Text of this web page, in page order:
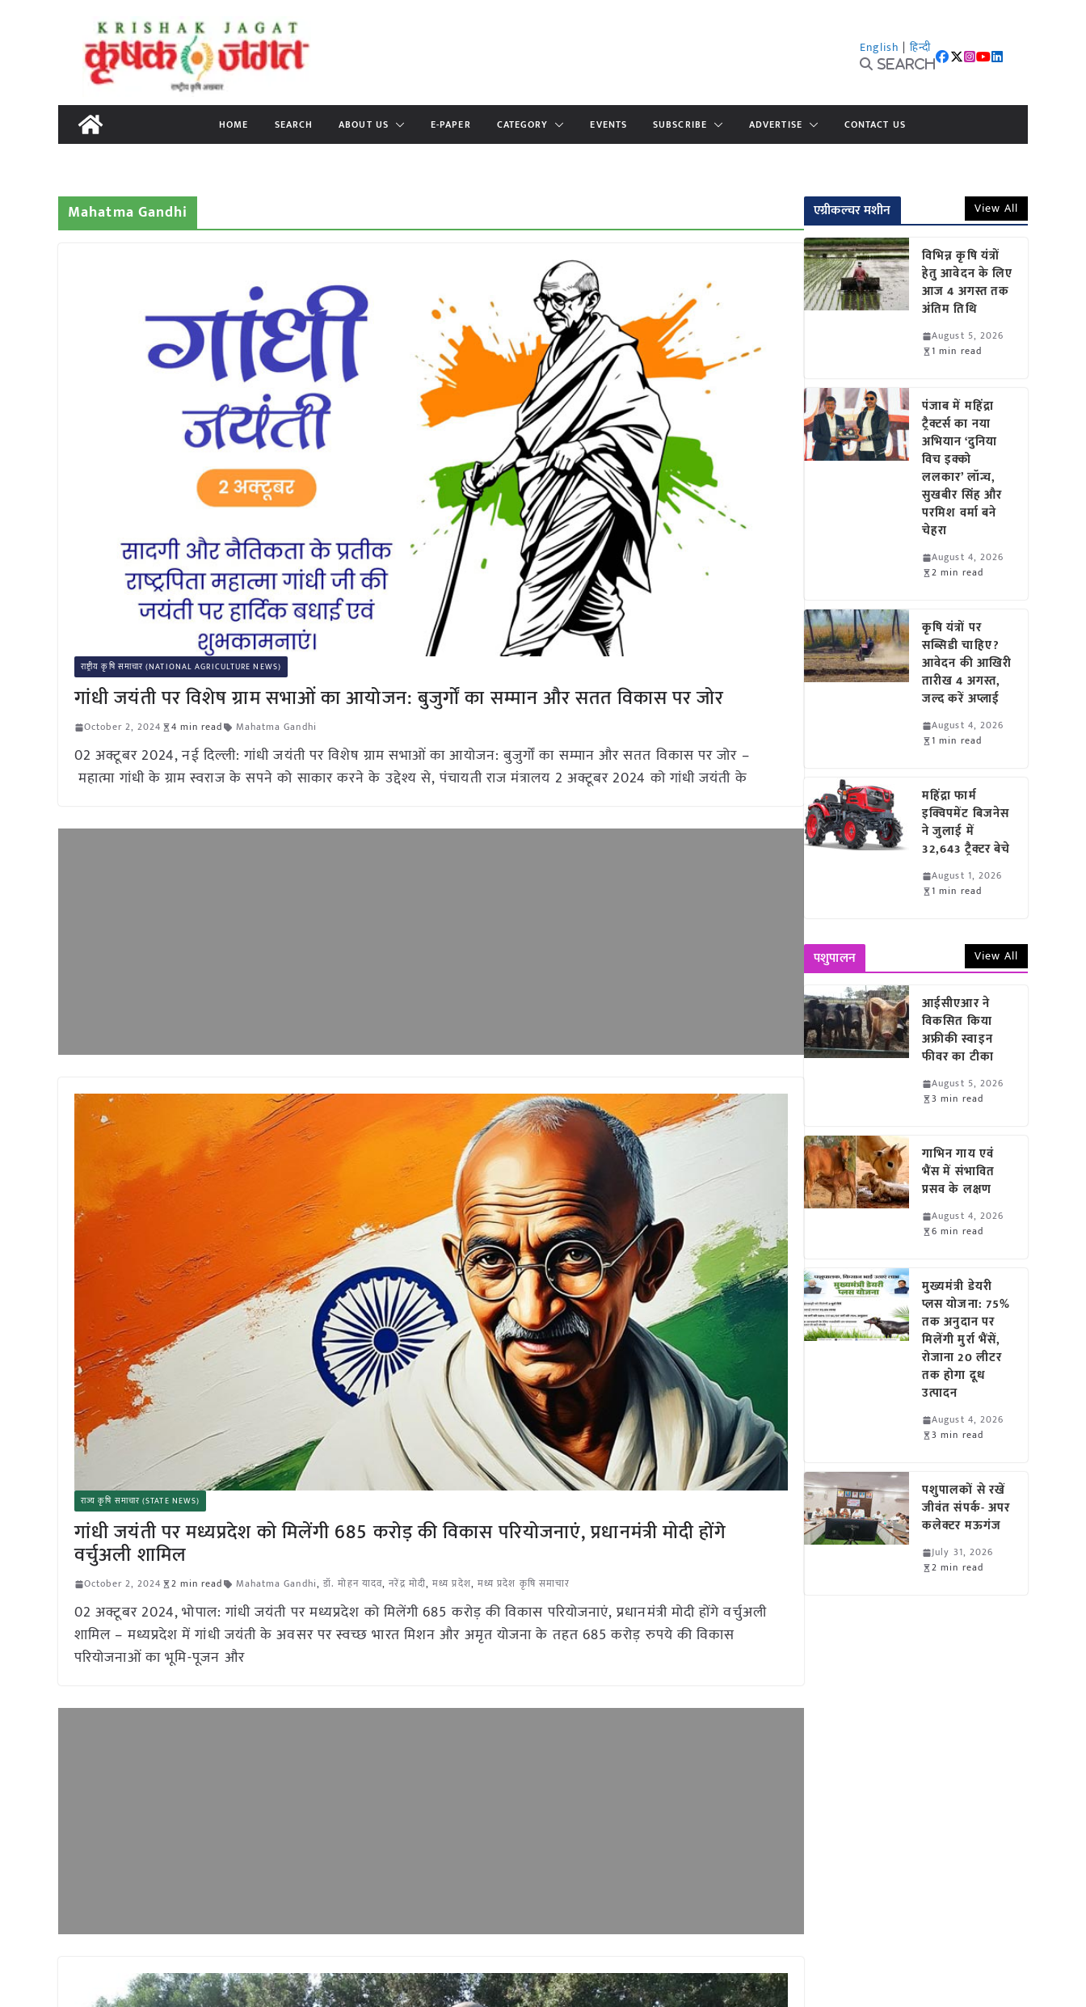
content
English | हिन्दी
Search
HOME SEARCH ABOUT US E-PAPER CATEGORY EVENTS SUBSCRIBE ADVERTISE CONTACT US
Mahatma Gandhi
राष्ट्रीय कृषि समाचार (NATIONAL AGRICULTURE NEWS)
गांधी जयंती पर विशेष ग्राम सभाओं का आयोजन: बुजुर्गों का सम्मान और सतत विकास पर जोर
October 2, 2024 4 min read Mahatma Gandhi
02 अक्टूबर 2024, नई दिल्ली: गांधी जयंती पर विशेष ग्राम सभाओं का आयोजन: बुजुर्गों का सम्मान और सतत विकास पर जोर –
महात्मा गांधी के ग्राम स्वराज के सपने को साकार करने के उद्देश्य से, पंचायती राज मंत्रालय 2 अक्टूबर 2024 को गांधी जयंती के
राज्य कृषि समाचार (STATE NEWS)
गांधी जयंती पर मध्यप्रदेश को मिलेंगी 685 करोड़ की विकास परियोजनाएं, प्रधानमंत्री मोदी होंगे
वर्चुअली शामिल
October 2, 2024 2 min read Mahatma Gandhi,डॉ. मोहन यादव,नरेंद्र मोदी,मध्य प्रदेश, मध्य प्रदेश कृषि समाचार
02 अक्टूबर 2024, भोपाल: गांधी जयंती पर मध्यप्रदेश को मिलेंगी 685 करोड़ की विकास परियोजनाएं, प्रधानमंत्री मोदी होंगे वर्चुअली
शामिल – मध्यप्रदेश में गांधी जयंती के अवसर पर स्वच्छ भारत मिशन और अमृत योजना के तहत 685 करोड़ रुपये की विकास
परियोजनाओं का भूमि-पूजन और
एग्रीकल्चर मशीन View All
विभिन्न कृषि यंत्रों
हेतु आवेदन के लिए
आज 4 अगस्त तक
अंतिम तिथि
August 5, 2026
1 min read
पंजाब में महिंद्रा
ट्रैक्टर्स का नया
अभियान ‘दुनिया
विच इक्को
ललकार’ लॉन्च,
सुखबीर सिंह और
परमिश वर्मा बने
चेहरा
August 4, 2026
2 min read
कृषि यंत्रों पर
सब्सिडी चाहिए?
आवेदन की आखिरी
तारीख 4 अगस्त,
जल्द करें अप्लाई
August 4, 2026
1 min read
महिंद्रा फार्म
इक्विपमेंट बिजनेस
ने जुलाई में
32,643 ट्रैक्टर बेचे
August 1, 2026
1 min read
पशुपालन View All
आईसीएआर ने
विकसित किया
अफ्रीकी स्वाइन
फीवर का टीका
August 5, 2026
3 min read
गाभिन गाय एवं
भैंस में संभावित
प्रसव के लक्षण
August 4, 2026
6 min read
मुख्यमंत्री डेयरी
प्लस योजना: 75%
तक अनुदान पर
मिलेंगी मुर्रा भैंसें,
रोजाना 20 लीटर
तक होगा दूध
उत्पादन
August 4, 2026
3 min read
पशुपालकों से रखें
जीवंत संपर्क- अपर
कलेक्टर मऊगंज
July 31, 2026
2 min read